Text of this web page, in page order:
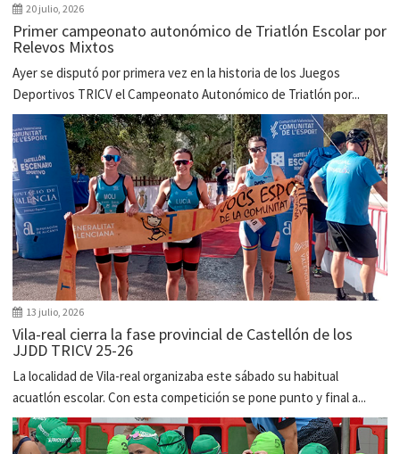
20 julio, 2026
Primer campeonato autonómico de Triatlón Escolar por
Relevos Mixtos
Ayer se disputó por primera vez en la historia de los Juegos
Deportivos TRICV el Campeonato Autonómico de Triatlón por...
13 julio, 2026
Vila-real cierra la fase provincial de Castellón de los
JJDD TRICV 25-26
La localidad de Vila-real organizaba este sábado su habitual
acuatlón escolar. Con esta competición se pone punto y final a...